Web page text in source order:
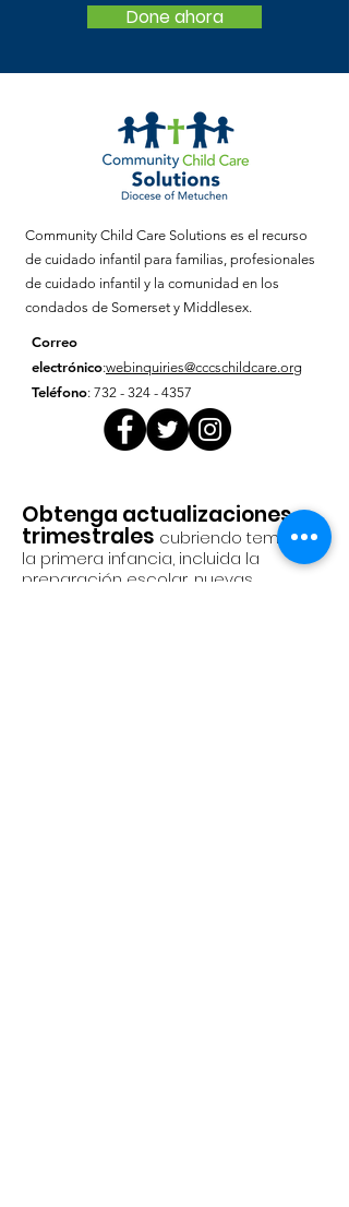
Done ahora
Community Child Care Solutions es el recurso
de cuidado infantil para familias, profesionales
de cuidado infantil y la comunidad en los
condados de Somerset y Middlesex.
Correo
electrónico:webinquiries@cccschildcare.org
Teléfono: 732 - 324 - 4357
Obtenga actualizaciones
trimestrales cubriendo temas de
la primera infancia, incluida la
preparación escolar, nuevas